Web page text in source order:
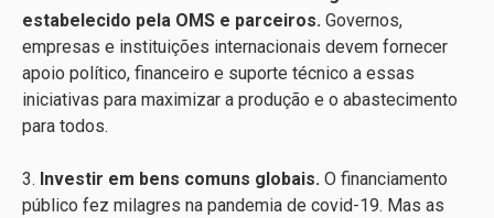
estabelecido pela OMS e parceiros. Governos,
empresas e instituições internacionais devem fornecer
apoio político, financeiro e suporte técnico a essas
iniciativas para maximizar a produção e o abastecimento
para todos.
3. Investir em bens comuns globais. O financiamento
público fez milagres na pandemia de covid-19. Mas as